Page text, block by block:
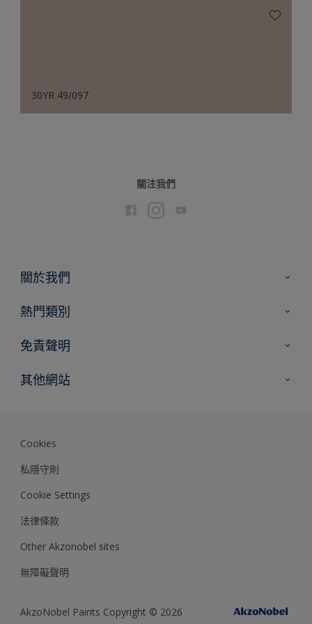
30YR 49/097
關注我們
關於我們
聯絡我們
熱門類別
尋找顏色
專家見解
免責聲明
色彩準確度
其他網站
Cookies
私隱守則
Cookie Settings
法律條款
Other Akzonobel sites
無障礙聲明
AkzoNobel Paints Copyright © 2026